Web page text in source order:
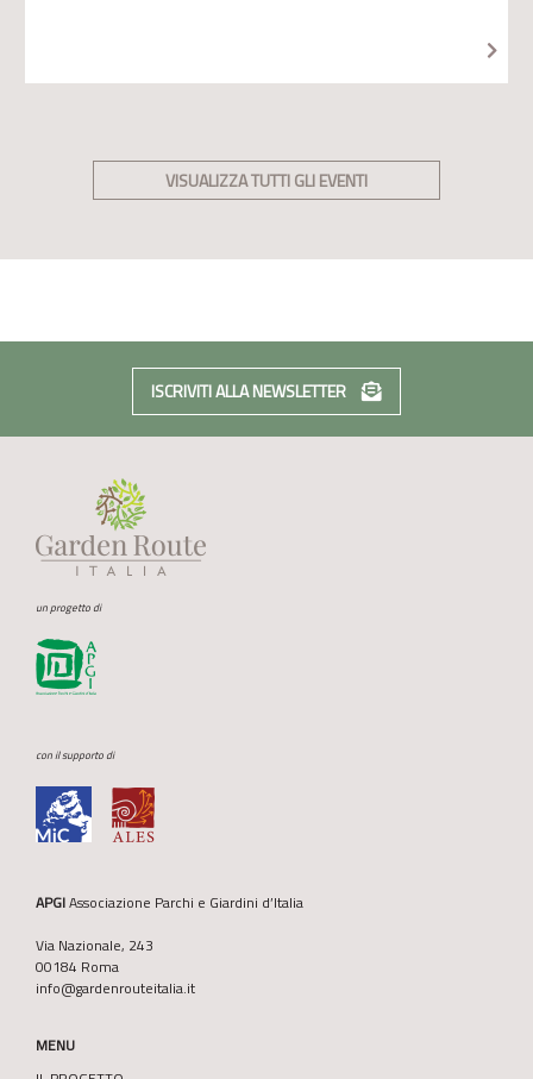
VISUALIZZA TUTTI GLI EVENTI
ISCRIVITI ALLA NEWSLETTER
un progetto di
con il supporto di
APGIAssociazione Parchi e Giardini d’Italia
Via Nazionale, 243
00184 Roma
info@gardenrouteitalia.it
MENU